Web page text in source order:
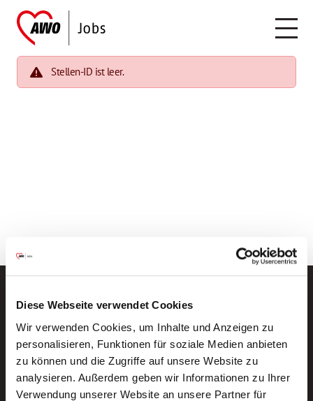
Diese Webseite verwendet Cookies
Wir verwenden Cookies, um Inhalte und Anzeigen zu
personalisieren, Funktionen für soziale Medien anbieten
zu können und die Zugriffe auf unsere Website zu
analysieren. Außerdem geben wir Informationen zu Ihrer
Verwendung unserer Website an unsere Partner für
Stellen-ID ist leer.
Neue Stellen per E-Mail.
Ein kostenloser Service von AWO
Jobs.